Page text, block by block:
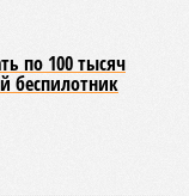
по 100 тысяч
беспилотник